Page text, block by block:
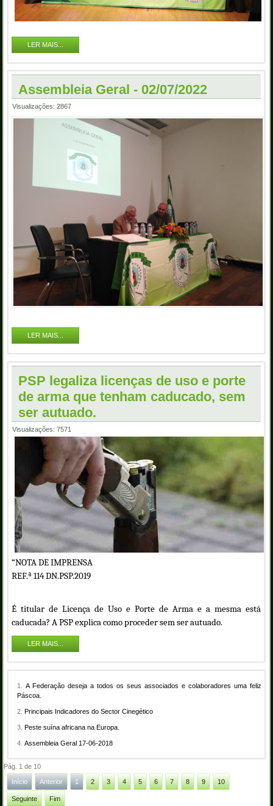
LER MAIS...
Assembleia Geral - 02/07/2022
Visualizações: 2867
LER MAIS...
PSP legaliza licenças de uso e porte
de arma que tenham caducado, sem
ser autuado.
Visualizações: 7571
“NOTA DE IMPRENSA
REF.ª 114 DN.PSP.2019
É titular de Licença de Uso e Porte de Arma e a mesma está
caducada? A PSP explica como proceder sem ser autuado.
LER MAIS...
A Federação deseja a todos os seus associados e colaboradores uma feliz
Páscoa.
Principais Indicadores do Sector Cinegético
Peste suína africana na Europa.
Assembleia Geral 17-06-2018
Pág. 1 de 10
Início Anterior 1 2 3 4 5 6 7 8 9 10
Seguinte Fim